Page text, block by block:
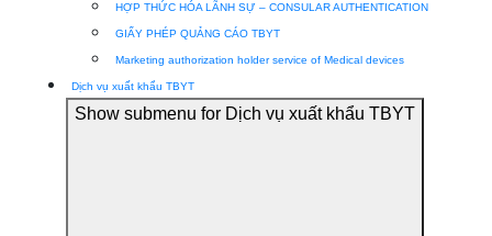
HỢP THỨC HÓA LÃNH SỰ – CONSULAR AUTHENTICATION
GIẤY PHÉP QUẢNG CÁO TBYT
Marketing authorization holder service of Medical devices
Dịch vụ xuất khẩu TBYT
Show submenu for Dịch vụ xuất khẩu TBYT